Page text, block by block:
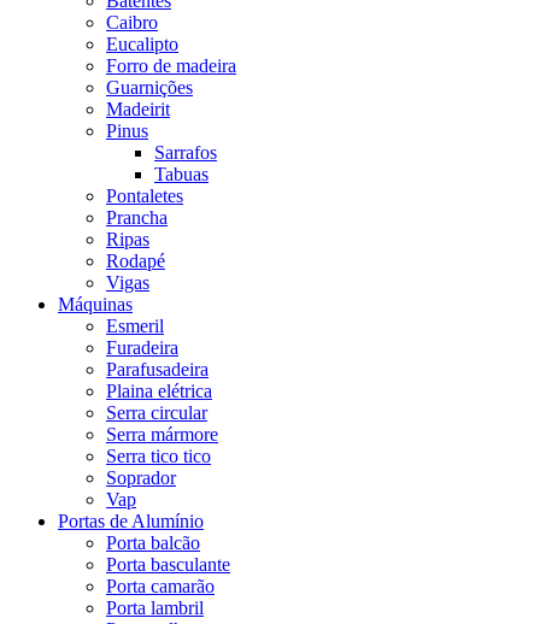
Caibro
Eucalipto
Forro de madeira
Guarnições
Madeirit
Pinus
Sarrafos
Tabuas
Pontaletes
Prancha
Ripas
Rodapé
Vigas
Máquinas
Esmeril
Furadeira
Parafusadeira
Plaina elétrica
Serra circular
Serra mármore
Serra tico tico
Soprador
Vap
Portas de Alumínio
Porta balcão
Porta basculante
Porta camarão
Porta lambril